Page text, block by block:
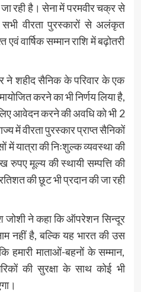
रही है। सेना में परमवीर चक्र से
वीरता पुरस्कारों से अलंकृत
वार्षिक सम्मान राशि में बढ़ोतरी
ने शहीद सैनिक के परिवार के एक
करने का भी निर्णय लिया है,
आवेदन करने की अवधि को भी 2
में वीरता पुरस्कार प्राप्त सैनिकों
में यात्रा की निःशुल्क व्यवस्था की
रुपए मूल्य की स्थायी सम्पत्ति की
की छूट भी प्रदान की जा रही
जोशी ने कहा कि ऑपरेशन सिन्दूर
नहीं है, बल्कि यह भारत की उस
हमारी माताओं-बहनों के सम्मान,
की सुरक्षा के साथ कोई भी